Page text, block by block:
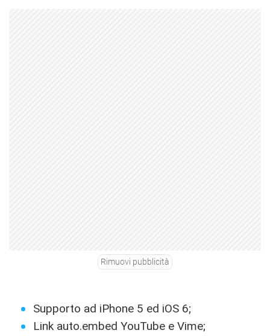
Rimuovi pubblicità
Supporto ad iPhone 5 ed iOS 6;
Link auto.embed YouTube e Vime;